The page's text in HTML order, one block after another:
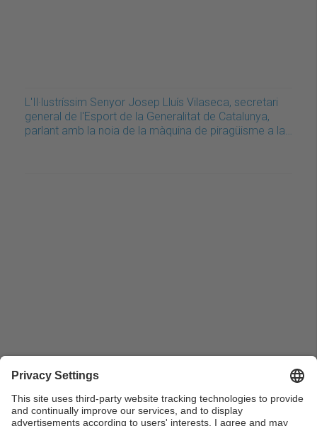
L'Il·lustríssim Senyor Josep Lluís Vilaseca, secretari
general de l'Esport de la Generalitat de Catalunya,
parlant amb la noia de la màquina de piragüisme a la…